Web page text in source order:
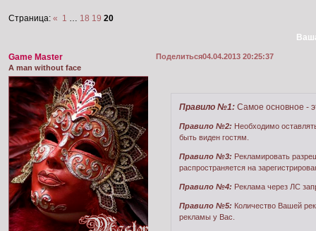
Страница:« 1 18 19 20
Поделиться04.04.2013 20:25:37
Game Master
A man without face
Правило №1:Самое основное -
Правило №2: Необходимо
быть виден гостям.
Правило №3: Рекламировать
распространяется на
Правило №4: Реклама через ЛС
Правило №5: Количество Вашей
рекламы у Вас.